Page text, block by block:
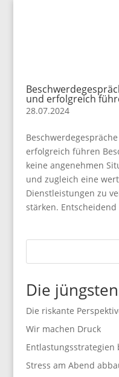
und erfolgreich
28.07.2024
erfolgreich führen
keine angenehmen
und zugleich eine
Dienstleistungen zu
stärken. Entscheidend
Die
Die riskante
Wir machen Druck
Entlastungsstrategien
Stress am Abend